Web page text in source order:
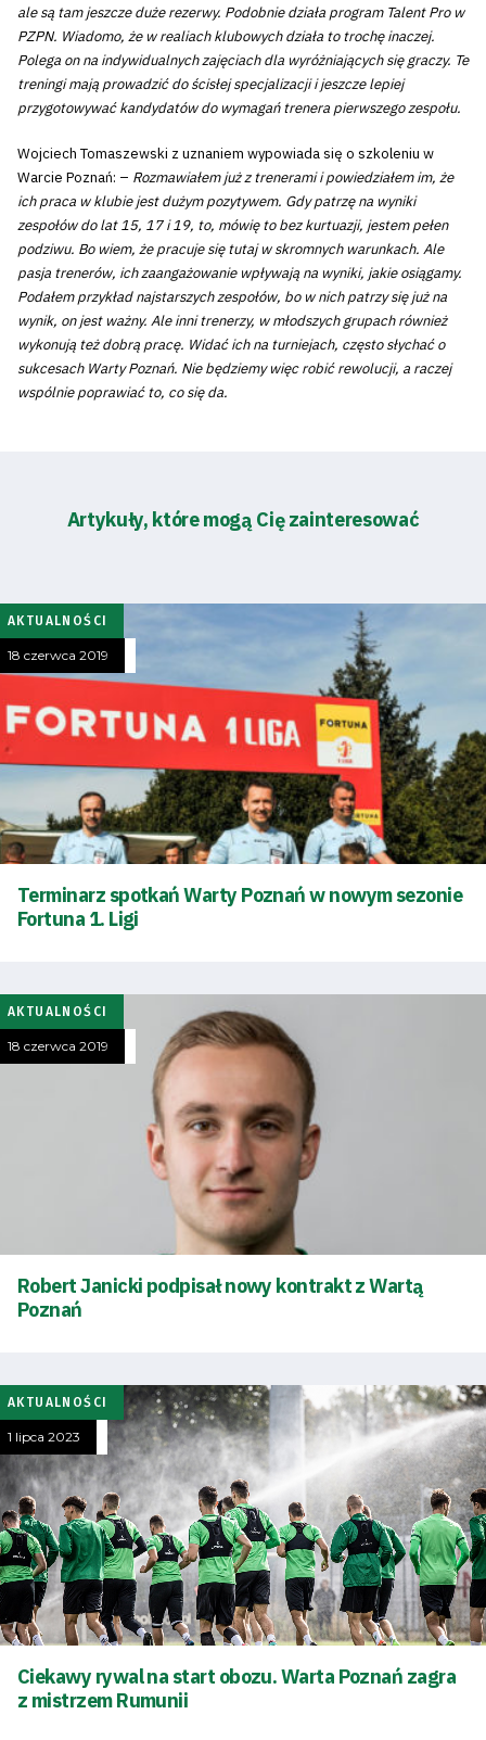
Tryb
oszczędności
Dostępność
SEARCH
Tabela
Bilety
Kontakt
Pierwszy
zespół
Amp
Futbol
ale są tam jeszcze duże rezerwy. Podobnie działa program Talent Pro w
PZPN. Wiadomo, że w realiach klubowych działa to trochę inaczej.
Polega on na indywidualnych zajęciach dla wyróżniających się graczy. Te
treningi mają prowadzić do ścisłej specjalizacji i jeszcze lepiej
przygotowywać kandydatów do wymagań trenera pierwszego zespołu.
Wojciech Tomaszewski z uznaniem wypowiada się o szkoleniu w
Warcie Poznań: – Rozmawiałem już z trenerami i powiedziałem im, że
ich praca w klubie jest dużym pozytywem. Gdy patrzę na wyniki
zespołów do lat 15, 17 i 19, to, mówię to bez kurtuazji, jestem pełen
podziwu. Bo wiem, że pracuje się tutaj w skromnych warunkach. Ale
pasja trenerów, ich zaangażowanie wpływają na wyniki, jakie osiągamy.
Podałem przykład najstarszych zespołów, bo w nich patrzy się już na
wynik, on jest ważny. Ale inni trenerzy, w młodszych grupach również
wykonują też dobrą pracę. Widać ich na turniejach, często słychać o
sukcesach Warty Poznań. Nie będziemy więc robić rewolucji, a raczej
wspólnie poprawiać to, co się da.
Artykuły, które mogą Cię zainteresować
AKTUALNOŚCI
18 czerwca 2019
Terminarz spotkań Warty Poznań w nowym sezonie
Fortuna 1. Ligi
AKTUALNOŚCI
18 czerwca 2019
Robert Janicki podpisał nowy kontrakt z Wartą
Poznań
AKTUALNOŚCI
1 lipca 2023
Ciekawy rywal na start obozu. Warta Poznań zagra
z mistrzem Rumunii